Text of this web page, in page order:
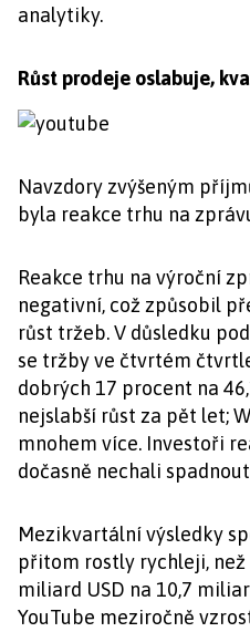
analytiky.
Růst prodeje oslabuje,
Navzdory zvýšeným
byla reakce trhu na
Reakce trhu na výroční
negativní, což způsobil
růst tržeb. V důsledku
se tržby ve čtvrtém
dobrých 17 procent na
nejslabší růst za pět let;
mnohem více. Investoři
dočasně nechali
Mezikvartální výsledky
přitom rostly rychleji, než
miliard USD na 10,7
YouTube meziročně